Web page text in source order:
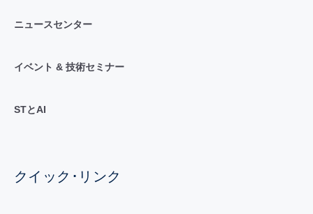
ニュースセンター
イベント & 技術セミナー
STとAI
クイック･リンク